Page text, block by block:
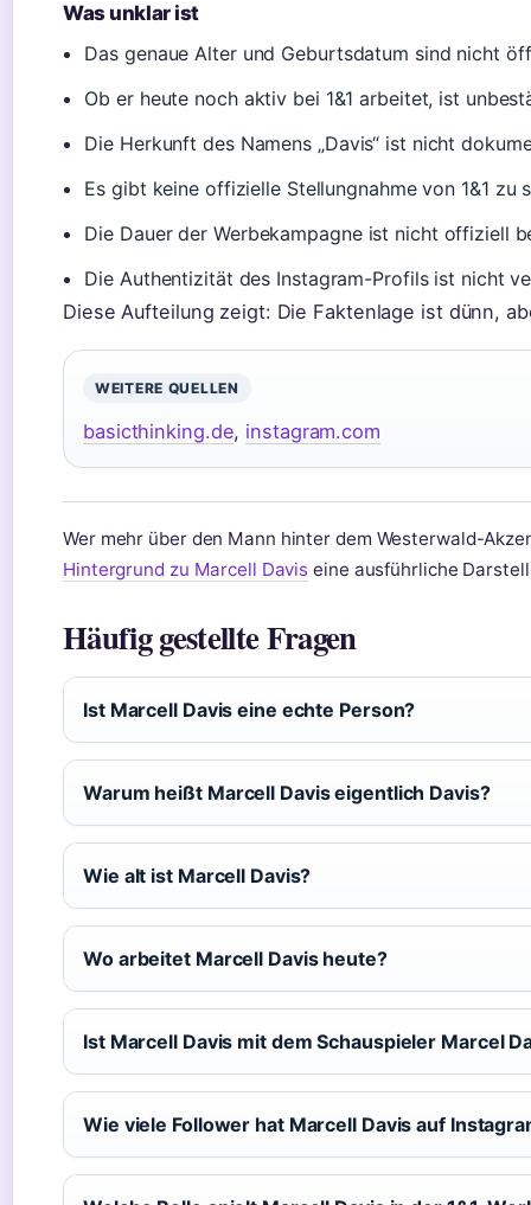
Was unklar ist
Das genaue Alter und Geburtsdatum sind nicht
Ob er heute noch aktiv bei 1&1 arbeitet, ist
Die Herkunft des Namens „Davis“ ist nicht
Es gibt keine offizielle Stellungnahme von 1&1 zu
Die Dauer der Werbekampagne ist nicht offiziell
Die Authentizität des Instagram-Profils ist nicht
Diese Aufteilung zeigt: Die Faktenlage ist dünn,
WEITERE QUELLEN
basicthinking.de, instagram.com
Wer mehr über den Mann hinter dem Westerwald-
Hintergrund zu Marcell Davis eine ausführliche
Häufig gestellte Fragen
Ist Marcell Davis eine echte Person?
Warum heißt Marcell Davis eigentlich Davis?
Wie alt ist Marcell Davis?
Wo arbeitet Marcell Davis heute?
Ist Marcell Davis mit dem Schauspieler Marcel
Wie viele Follower hat Marcell Davis auf